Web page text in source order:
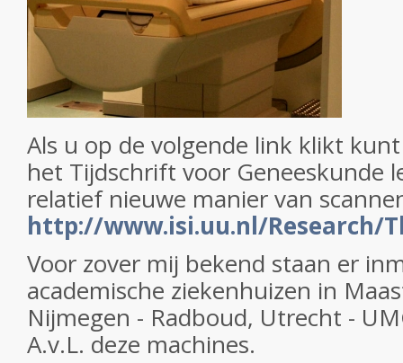
Als u op de volgende link klikt
het Tijdschrift voor Geneeskunde
relatief nieuwe manier van
http://www.isi.uu.nl/Research/
Voor zover mij bekend staan er
academische ziekenhuizen in
Nijmegen - Radboud, Utrecht -
A.v.L. deze machines.